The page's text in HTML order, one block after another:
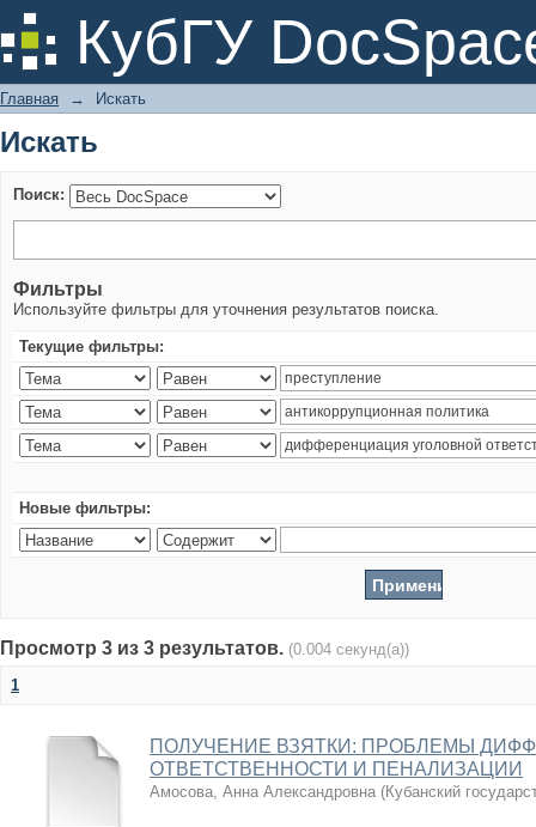
КубГУ
Искать
Главная → Искать
Искать
Поиск:
Фильтры
Используйте фильтры для уточнения результатов поиска.
Текущие фильтры:
Новые фильтры:
Просмотр 3 из 3 результатов. (0.004 секунд(а))
1
ПОЛУЧЕНИЕ ВЗЯТКИ: ПРОБЛЕМЫ
ОТВЕТСТВЕННОСТИ И ПЕНАЛИЗАЦИИ
Амосова, Анна Александровна (Кубанский